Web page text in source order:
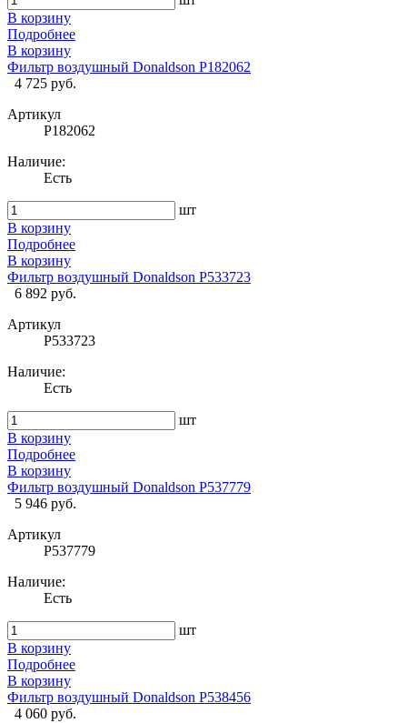
В корзину
Подробнее
В корзину
Фильтр воздушный Donaldson P182062
4 725 руб.
Артикул
P182062
Наличие:
Есть
шт
В корзину
Подробнее
В корзину
Фильтр воздушный Donaldson P533723
6 892 руб.
Артикул
P533723
Наличие:
Есть
шт
В корзину
Подробнее
В корзину
Фильтр воздушный Donaldson P537779
5 946 руб.
Артикул
P537779
Наличие:
Есть
шт
В корзину
Подробнее
В корзину
Фильтр воздушный Donaldson P538456
4 060 руб.